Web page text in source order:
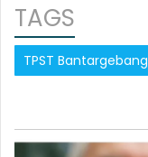
TAGS
TPST Bantargebang